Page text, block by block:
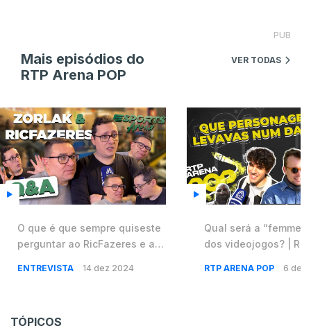
PUB
Mais episódios do
RTP Arena POP
VER TODAS
O que é que sempre quiseste
perguntar ao ‪RicFazeres‬ e ao
ENTREVISTA 14 dez 2024
Qual será a “femme
dos videojogos? |
RTP ARENA POP 6 dez
TÓPICOS